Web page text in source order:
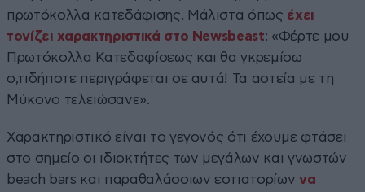
πρωτόκολλα κατεδάφισης. Μάλιστα όπως έχει
τονίζει χαρακτηριστικά στο Newsbeast: «Φέρτε μου
Πρωτόκολλα Κατεδαφίσεως και θα γκρεμίσω
ο,τιδήποτε περιγράφεται σε αυτά! Τα αστεία με τη
Μύκονο τελειώσανε».
Χαρακτηριστικό είναι το γεγονός ότι έχουμε φτάσει
στο σημείο οι ιδιοκτήτες των μεγάλων και γνωστών
beach bars και παραθαλάσσιων εστιατορίωννα